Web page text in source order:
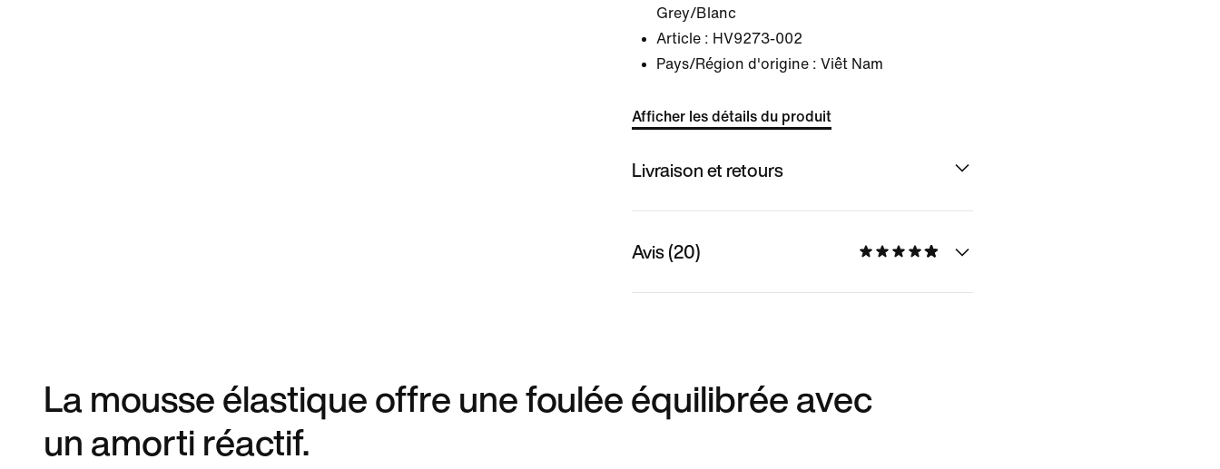
Grey/Blanc
Article : HV9273-002
Pays/Région d'origine : Viêt Nam
Afficher les détails du produit
Livraison et retours
Avis (20)
La mousse élastique offre une foulée équilibrée avec
un amorti réactif.